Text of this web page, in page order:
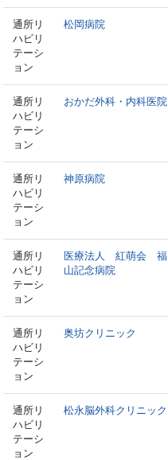
通所リ
ハビリ
テーシ
ョン
松岡病院
通所リ
ハビリ
テーシ
ョン
おかだ外科・内科医院
通所リ
ハビリ
テーシ
ョン
神原病院
通所リ
ハビリ
テーシ
ョン
医療法人 紅萌会 福
山記念病院
通所リ
ハビリ
テーシ
ョン
奥坊クリニック
通所リ
ハビリ
テーシ
ョン
松永脳外科クリニック